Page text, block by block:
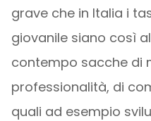
grave che in Italia i
giovanile siano così
contempo sacche di
professionalità, di
quali ad esempio